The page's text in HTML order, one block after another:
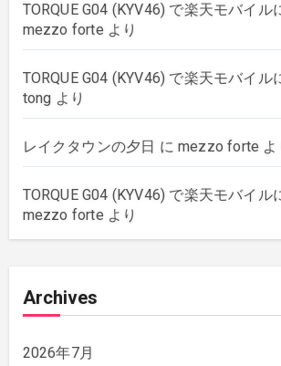
TORQUE G04 (KYV46) で楽天モバイル
mezzo forteより
TORQUE G04 (KYV46) で楽天モバイル
tong より
レイクタウンの夕日 にmezzo forte よ
TORQUE G04 (KYV46) で楽天モバイル
mezzo forteより
Archives
2026年7月